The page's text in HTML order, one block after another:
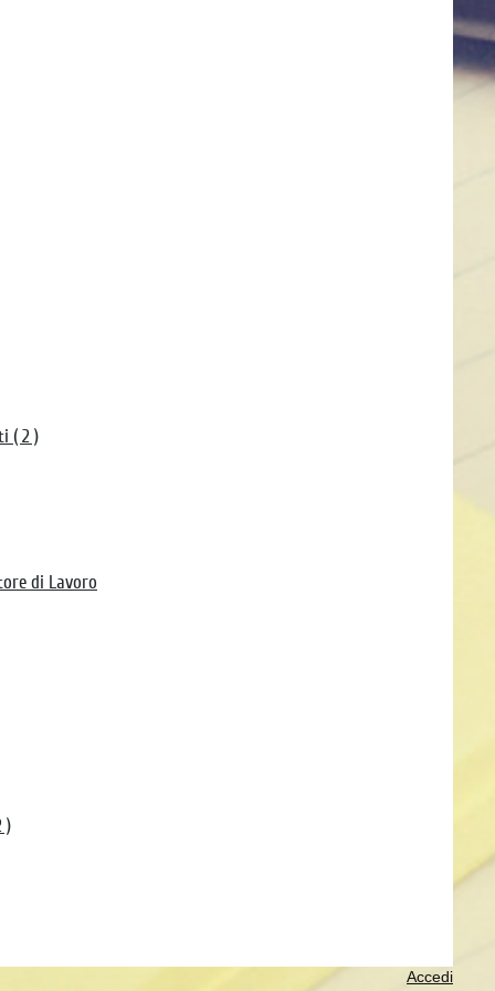
( 2 )
di Lavoro
)
Accedi